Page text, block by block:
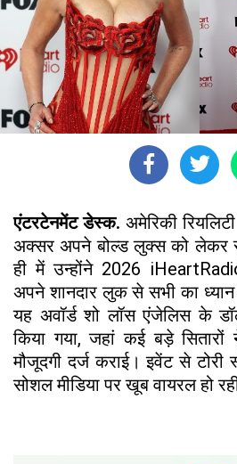
एंटरटेनमेंट डेस्क. अमेरिकी
अक्सर अपने बोल्ड लुक्स को लेकर
ही में उन्होंने 2026
अपने शानदार लुक से सभी का
यह अवॉर्ड शो लॉस एंजेलिस के
किया गया, जहां कई बड़े
मौजूदगी दर्ज कराई। इवेंट से
सोशल मीडिया पर खूब वायरल हो